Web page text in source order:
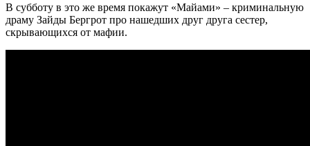
В субботу в это же время покажут «Майами» – криминальную
драму Зайды Бергрот про нашедших друг друга сестер,
скрывающихся от мафии.